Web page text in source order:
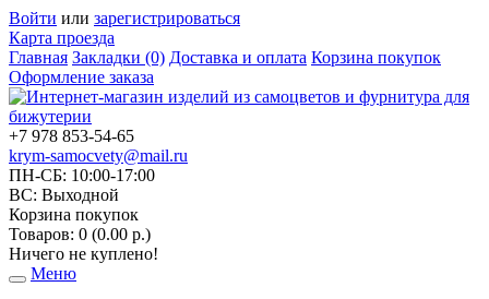
Войти или зарегистрироваться
Карта проезда
Главная Закладки (0) Доставка и оплата Корзина покупок
Оформление заказа
+7 978 853-54-65
krym-samocvety@mail.ru
ПН-СБ: 10:00-17:00
ВС: Выходной
Корзина покупок
Товаров: 0 (0.00 р.)
Ничего не куплено!
Toggle
Меню